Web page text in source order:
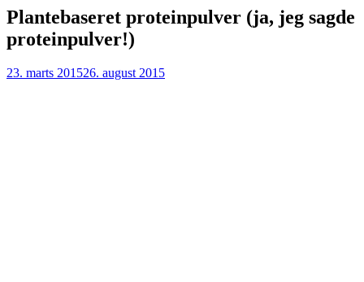
content
Plantebaseret proteinpulver (ja, jeg sagde
proteinpulver!)
23. marts 201526. august 2015